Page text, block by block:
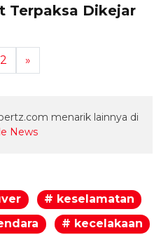
Terpaksa Dikejar
2 »
menarik lainnya di
News
# keselamatan
# kecelakaan